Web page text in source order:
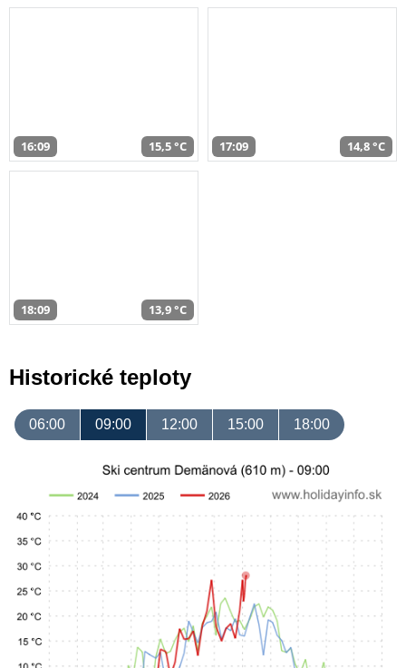
16:09 15,5 °C 17:09 14,8 °C
18:09 13,9 °C
Historické teploty
06:00 09:00 12:00 15:00 18:00